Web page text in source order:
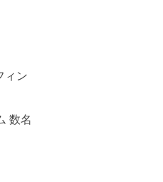
ン
数名